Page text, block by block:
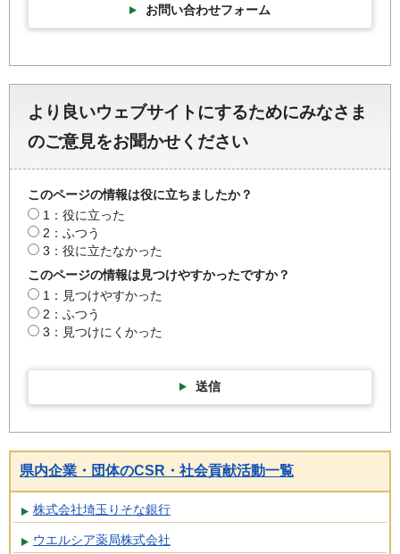
お問い合わせフォーム
より良いウェブサイトにするためにみなさま
のご意見をお聞かせください
このページの情報は役に立ちましたか？
1：役に立った
2：ふつう
3：役に立たなかった
このページの情報は見つけやすかったですか？
1：見つけやすかった
2：ふつう
3：見つけにくかった
送信
県内企業・団体のCSR・社会貢献活動一覧
株式会社埼玉りそな銀行
ウエルシア薬局株式会社